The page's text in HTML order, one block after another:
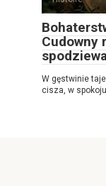
Cudowny
W gęstwinie
cisza, w